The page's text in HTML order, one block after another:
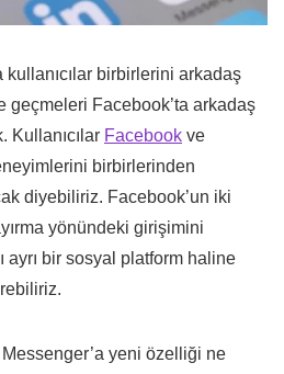
birbirlerini arkadaş
geçmeleri Facebook’ta arkadaş
Kullanıcılar Facebook ve
birbirlerinden
diyebiliriz. Facebook’un iki
yönündeki girişimini
ayrı bir sosyal platform haline
yeni özelliği ne